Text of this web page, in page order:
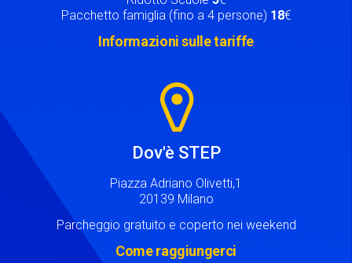
Pacchetto famiglia (fino a 4 persone) 18€
Informazioni sulle tariffe
Dov'è STEP
Piazza Adriano Olivetti,1
20139 Milano
Parcheggio gratuito e coperto nei weekend
Come raggiungerci